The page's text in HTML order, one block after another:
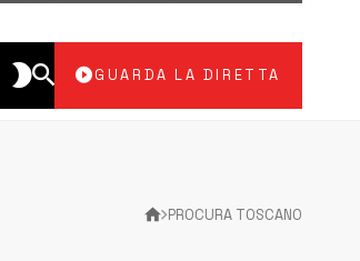
GUARDA LA DIRETTA
PROCURA TOSCANO